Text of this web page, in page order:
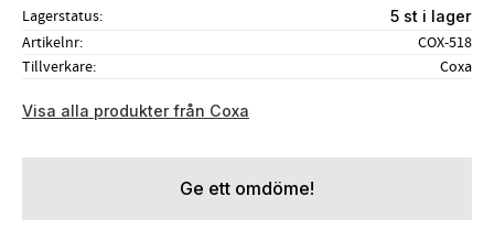
Lagerstatus 5 st i lager
Artikelnr
COX-518
Tillverkare
Coxa
Visa alla produkter från Coxa
Ge ett omdöme!